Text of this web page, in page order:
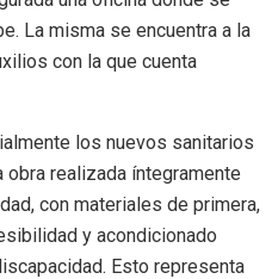
La misma se encuentra a la
con la que cuenta
los nuevos sanitarios
obra realizada íntegramente
con materiales de primera,
y acondicionado
Esto representa